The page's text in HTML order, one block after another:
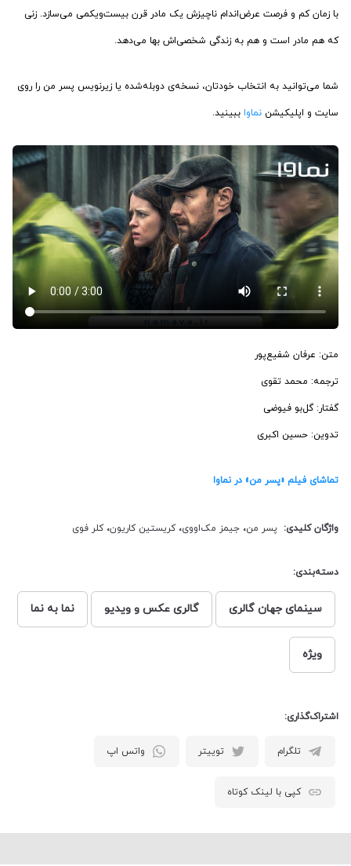
با زمان کم و فرصت عرض‌اندام ناچیزش یک مادر قرن بیست‌ویکمی می‌سازد. زنی
که هم مادر است و هم به زندگی شخصی‌اش بها می‌دهد.
شما می‌توانید به انتخاب خودتان، نسخه‌ی دوبله‌شده یا زیرنویس پسر من را روی
سایت و اپلیکیشن نماوا ببینید.
متن: عرفان شفیع‌پور
ترجمه: محمد تقوی
گفتار: گل‌بو‌ فیوضی
تدوین: حسین‌ اکبری
تماشای فیلم «پسر من» در نماوا
واژگان کلیدی: پسر من، جیمز مک‌اووی‌، کریستین کاریون، کلر فوی
دسته‌بندی:
سینمای جهان گالری گالری عکس و ویدیو نما به نما
ویژه
اشتراک‌گذاری:
تلگرام توییتر واتس اپ
کپی با لینک کوتاه